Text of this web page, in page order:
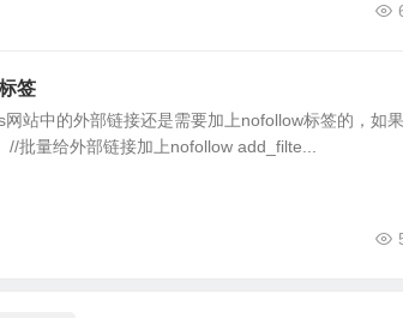
签
站中的外部链接还是需要加上nofollow标签的，如
//批量给外部链接加上nofollow add_filte...